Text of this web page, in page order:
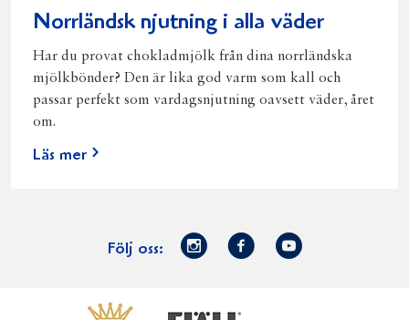
Norrländsk njutning i alla väder
Har du provat chokladmjölk från dina norrländska
mjölkbönder? Den är lika god varm som kall och
passar perfekt som vardagsnjutning oavsett väder, året
om.
Läs mer
Följ oss:
Norrmejerier
Facebook
Youtube
VästerbottensostFjällfil